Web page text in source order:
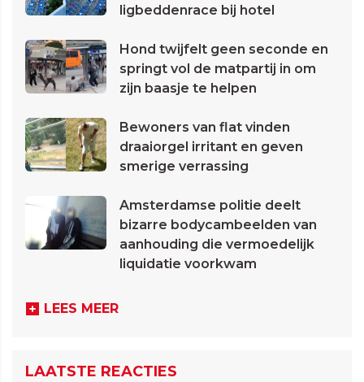
ligbeddenrace bij hotel
Hond twijfelt geen seconde en
springt vol de matpartij in om
zijn baasje te helpen
Bewoners van flat vinden
draaiorgel irritant en geven
smerige verrassing
Amsterdamse politie deelt
bizarre bodycambeelden van
aanhouding die vermoedelijk
liquidatie voorkwam
LEES MEER
LAATSTE REACTIES